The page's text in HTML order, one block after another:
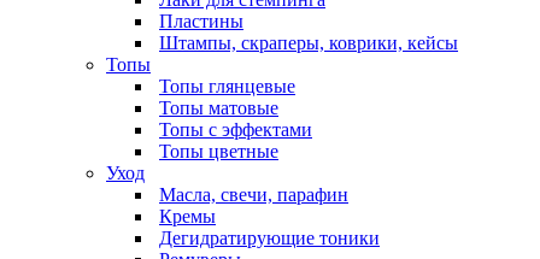
Пластины
Штампы, скраперы, коврики, кейсы
Топы
Топы глянцевые
Топы матовые
Топы с эффектами
Топы цветные
Уход
Масла, свечи, парафин
Кремы
Дегидратирующие тоники